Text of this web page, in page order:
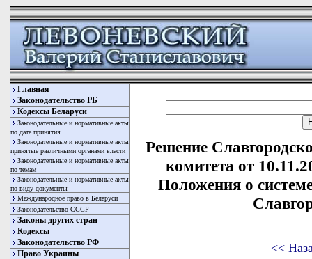
Главная
Законодательство РБ
Кодексы Беларуси
Законодательные и нормативные акты
по дате принятия
Законодательные и нормативные акты
принятые различными органами власти
Законодательные и нормативные акты
по темам
Законодательные и нормативные акты
по виду документы
Международное право в Беларуси
Законодательство СССР
Законы других стран
Кодексы
Законодательство РФ
Право Украины
Решение
комитета от
Положения о
<<